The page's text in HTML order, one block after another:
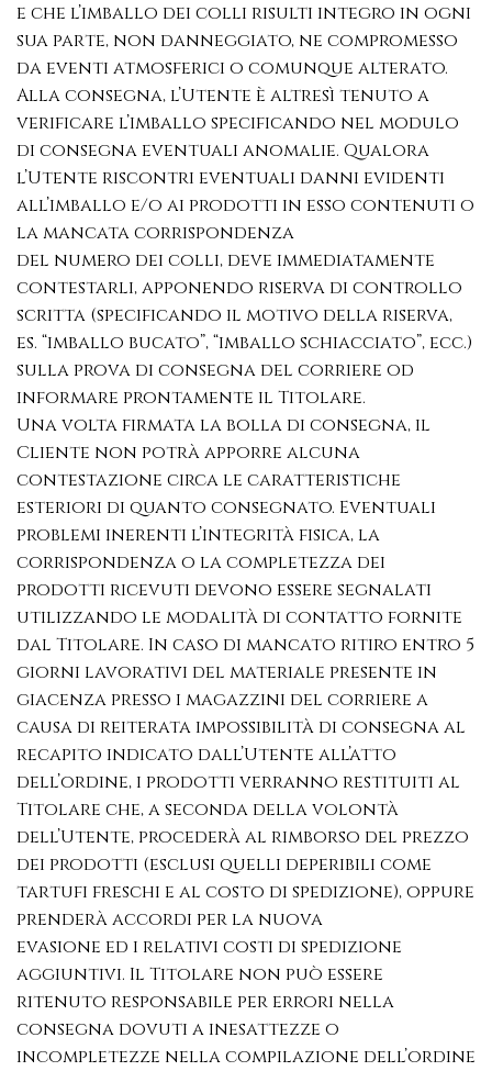
e che l’imballo dei colli risulti integro in ogni
sua parte, non danneggiato, ne compromesso
da eventi atmosferici o comunque alterato.
Alla consegna, l’Utente è altresì tenuto a
verificare l’imballo specificando nel modulo
di consegna eventuali anomalie. Qualora
l’Utente riscontri eventuali danni evidenti
all’imballo e/o ai prodotti in esso contenuti o
la mancata corrispondenza
del numero dei colli, deve immediatamente
contestarli, apponendo riserva di controllo
scritta (specificando il motivo della riserva,
es. “imballo bucato”, “imballo schiacciato”, ecc.)
sulla prova di consegna del corriere od
informare prontamente il Titolare.
Una volta firmata la bolla di consegna, il
Cliente non potrà apporre alcuna
contestazione circa le caratteristiche
esteriori di quanto consegnato. Eventuali
problemi inerenti l’integrità fisica, la
corrispondenza o la completezza dei
prodotti ricevuti devono essere segnalati
utilizzando le modalità di contatto fornite
dal Titolare. In caso di mancato ritiro entro 5
giorni lavorativi del materiale presente in
giacenza presso i magazzini del corriere a
causa di reiterata impossibilità di consegna al
recapito indicato dall’Utente all’atto
dell’ordine, i prodotti verranno restituiti al
Titolare che, a seconda della volontà
dell’Utente, procederà al rimborso del prezzo
dei prodotti (esclusi quelli deperibili come
tartufi freschi e al costo di spedizione), oppure
prenderà accordi per la nuova
evasione ed i relativi costi di spedizione
aggiuntivi. Il Titolare non può essere
ritenuto responsabile per errori nella
consegna dovuti a inesattezze o
incompletezze nella compilazione dell’ordine